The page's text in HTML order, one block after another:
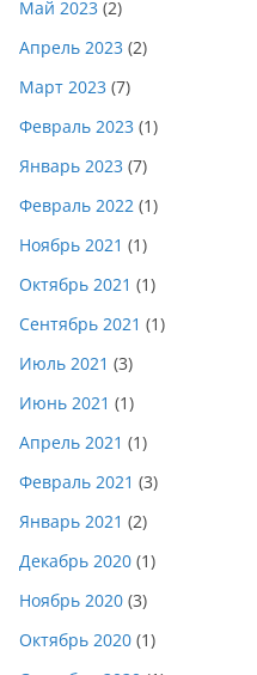
Май 2023 (2)
Апрель 2023 (2)
Март 2023 (7)
Февраль 2023 (1)
Январь 2023 (7)
Февраль 2022 (1)
Ноябрь 2021 (1)
Октябрь 2021 (1)
Сентябрь 2021 (1)
Июль 2021 (3)
Июнь 2021 (1)
Апрель 2021 (1)
Февраль 2021 (3)
Январь 2021 (2)
Декабрь 2020 (1)
Ноябрь 2020 (3)
Октябрь 2020 (1)